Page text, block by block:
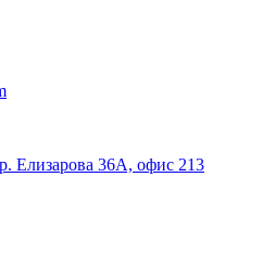
Елизарова 36А, офис 213